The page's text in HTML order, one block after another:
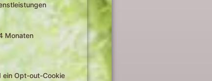
Monaten
ein Opt-out-Cookie